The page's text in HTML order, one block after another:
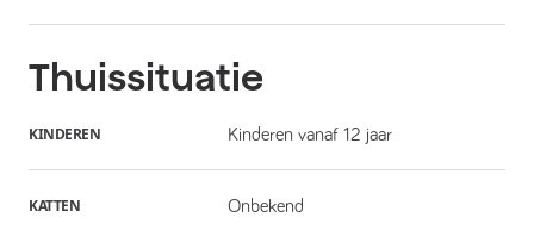
Thuissituatie
KINDEREN Kinderen vanaf 12 jaar
KATTEN Onbekend